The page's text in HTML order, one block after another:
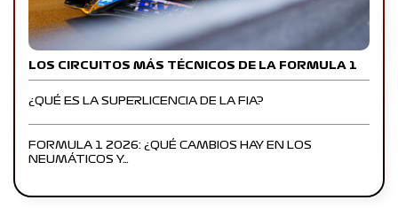
LOS CIRCUITOS MÁS TÉCNICOS DE LA FORMULA 1
¿QUÉ ES LA SUPERLICENCIA DE LA FIA?
FORMULA 1 2026: ¿QUÉ CAMBIOS HAY EN LOS
NEUMÁTICOS Y…